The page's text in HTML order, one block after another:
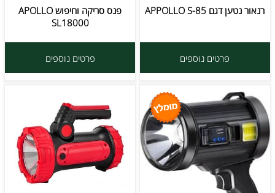
רנאור נטען דגם APPOLLO S-85
פרטים נוספים
פנס סריקה וחיפוש APOLLO
SL18000
פרטים נוספים